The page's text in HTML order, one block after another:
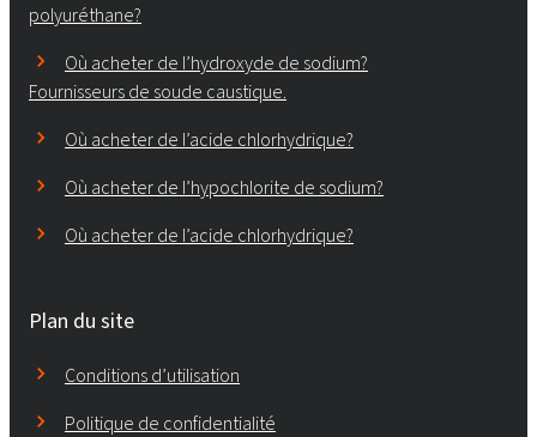
polyuréthane?
Où acheter de l’hydroxyde de sodium?
Fournisseurs de soude caustique.
Où acheter de l’acide chlorhydrique?
Où acheter de l’hypochlorite de sodium?
Où acheter de l’acide chlorhydrique?
Plan du site
Conditions d’utilisation
Politique de confidentialité